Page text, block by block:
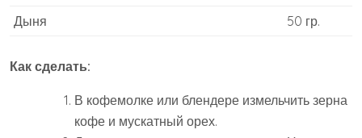
Дыня
50 гр.
Как сделать:
В кофемолке или блендере измельчить зерна
кофе и мускатный орех.